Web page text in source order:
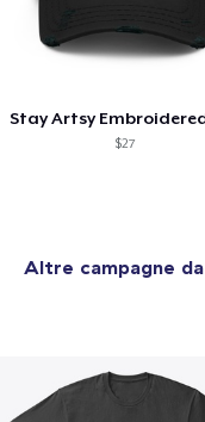
$27
Altre campagne da